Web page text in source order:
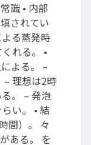
識 • 内部
されてい
る蒸発時
れる。 •
よる。 –
– 理想は2時
。 – 発泡
い。 • 結
間）。 々
ある。 を